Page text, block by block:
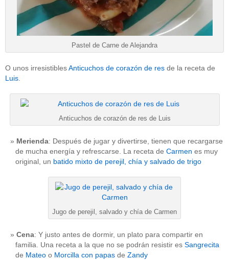
Pastel de Carne de Alejandra
O unos irresistiblesAnticuchos de corazón de res de la receta de
Luis.
Anticuchos de corazón de res de Luis
Merienda: Después de jugar y divertirse, tienen que recargarse
de mucha energía y refrescarse. La receta de Carmen es muy
original, un batido mixto de perejil, chía y salvado de trigo
Jugo de perejil, salvado y chía de Carmen
Cena: Y justo antes de dormir, un plato para compartir en
familia. Una receta a la que no se podrán resistir es Sangrecita
de Mateo o Morcilla con papas de Zandy